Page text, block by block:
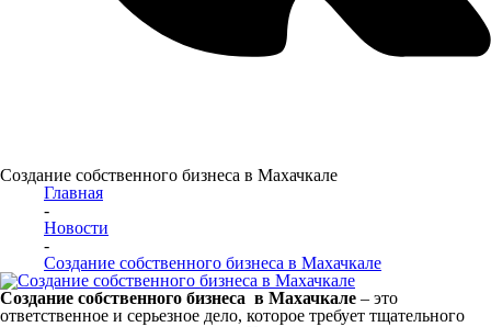
Создание собственного бизнеса в Махачкале
Главная
-
Новости
-
Создание собственного бизнеса в Махачкале
Создание собственного бизнеса в Махачкале – это
ответственное и серьезное дело, которое требует тщательного